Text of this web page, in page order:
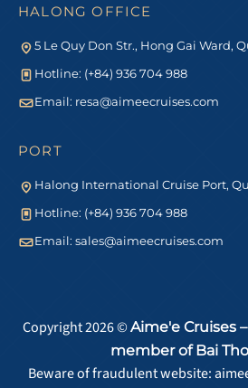
HALONG OFFICE
5 Le Quy Don Str., Hong Gai Ward,
Hotline: (+84) 936 704 988
Email: resa@aimeecruises.com
PORT
Halong International Cruise Port,
Hotline: (+84) 936 704 988
Email: sales@aimeecruises.com
Copyright 2026 © Aime'e Cruises
member of Bai
Beware of fraudulent website: